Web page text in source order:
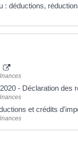
: déductions,
- Déclaration des
et crédits